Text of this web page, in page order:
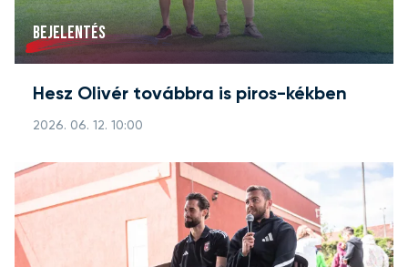
BEJELENTÉS
Hesz Olivér továbbra is piros-kékben
2026. 06. 12. 10:00